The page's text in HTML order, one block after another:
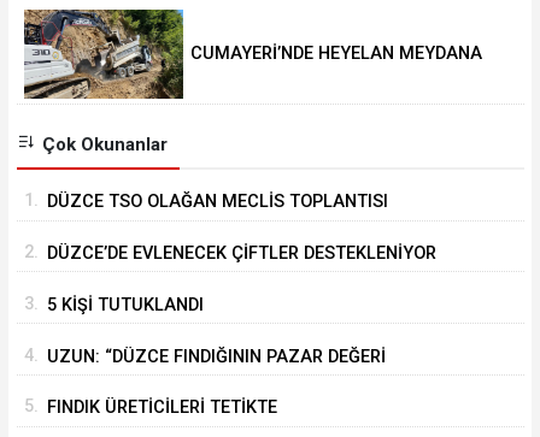
CUMAYERİ’NDE HEYELAN MEYDANA
Çok Okunanlar
1. DÜZCE TSO OLAĞAN MECLİS TOPLANTISI
2. DÜZCE’DE EVLENECEK ÇİFTLER DESTEKLENİYOR
3. 5 KİŞİ TUTUKLANDI
4. UZUN: “DÜZCE FINDIĞININ PAZAR DEĞERİ
5. FINDIK ÜRETİCİLERİ TETİKTE